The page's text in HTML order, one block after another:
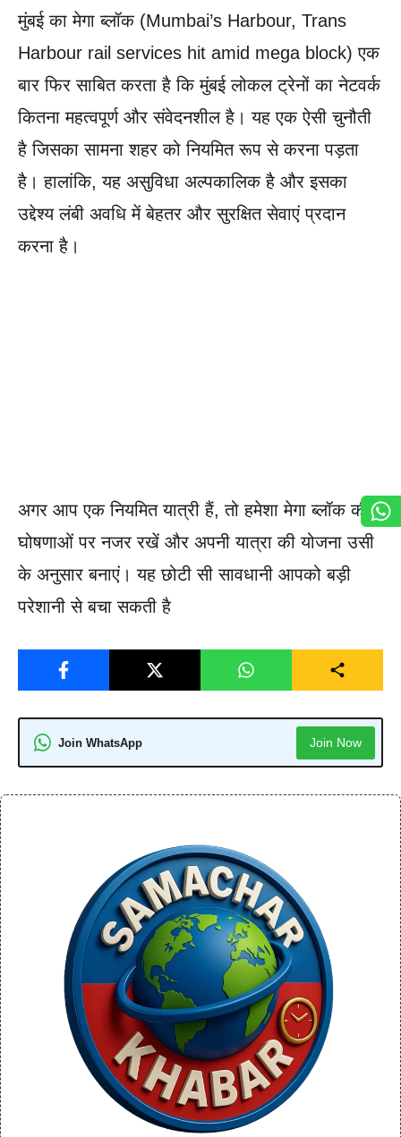
मुंबई का मेगा ब्लॉक (Mumbai’s Harbour, Trans
Harbour rail services hit amid mega block) एक
बार फिर साबित करता है कि मुंबई लोकल ट्रेनों का नेटवर्क
कितना महत्वपूर्ण और संवेदनशील है। यह एक ऐसी चुनौती
है जिसका सामना शहर को नियमित रूप से करना पड़ता
है। हालांकि, यह असुविधा अल्पकालिक है और इसका
उद्देश्य लंबी अवधि में बेहतर और सुरक्षित सेवाएं प्रदान
करना है।
अगर आप एक नियमित यात्री हैं, तो हमेशा मेगा ब्लॉक की
घोषणाओं पर नजर रखें और अपनी यात्रा की योजना उसी
के अनुसार बनाएं। यह छोटी सी सावधानी आपको बड़ी
परेशानी से बचा सकती है
Join WhatsApp Join Now